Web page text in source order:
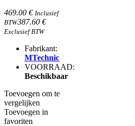
469.00 € Inclusief
BTW387.60 €
Exclusief BTW
Fabrikant:
MTechnic
VOORRAAD:
Beschikbaar
Toevoegen om te
vergelijken
Toevoegen in
favoriten